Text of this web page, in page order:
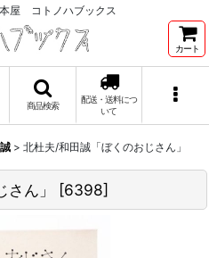
屋 コトノハブックス
カート
商品検索
配送・送料につ
いて
> 北杜夫/和田誠「ぼくのおじさん」
ん」 [6398]